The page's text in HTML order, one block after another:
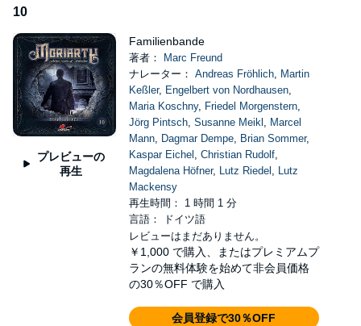
10
プレビューの
再生
Familienbande
著者：
Marc Freund
ナレーター： Andreas Fröhlich, Martin
Keßler, Engelbert von Nordhausen,
Maria Koschny, Friedel Morgenstern,
Jörg Pintsch, Susanne Meikl , Marcel
Mann, Dagmar Dempe, Brian Sommer,
Kaspar Eichel , Christian Rudolf,
Magdalena Höfner, Lutz Riedel , Lutz
Mackensy
再生時間： 1 時間 1 分
言語： ドイツ語
レビューはまだありません。
￥1,000 で購入、またはプレミアムプ
ランの無料体験を始めて非会員価格
の30％OFF で購入
会員登録で30％OFF